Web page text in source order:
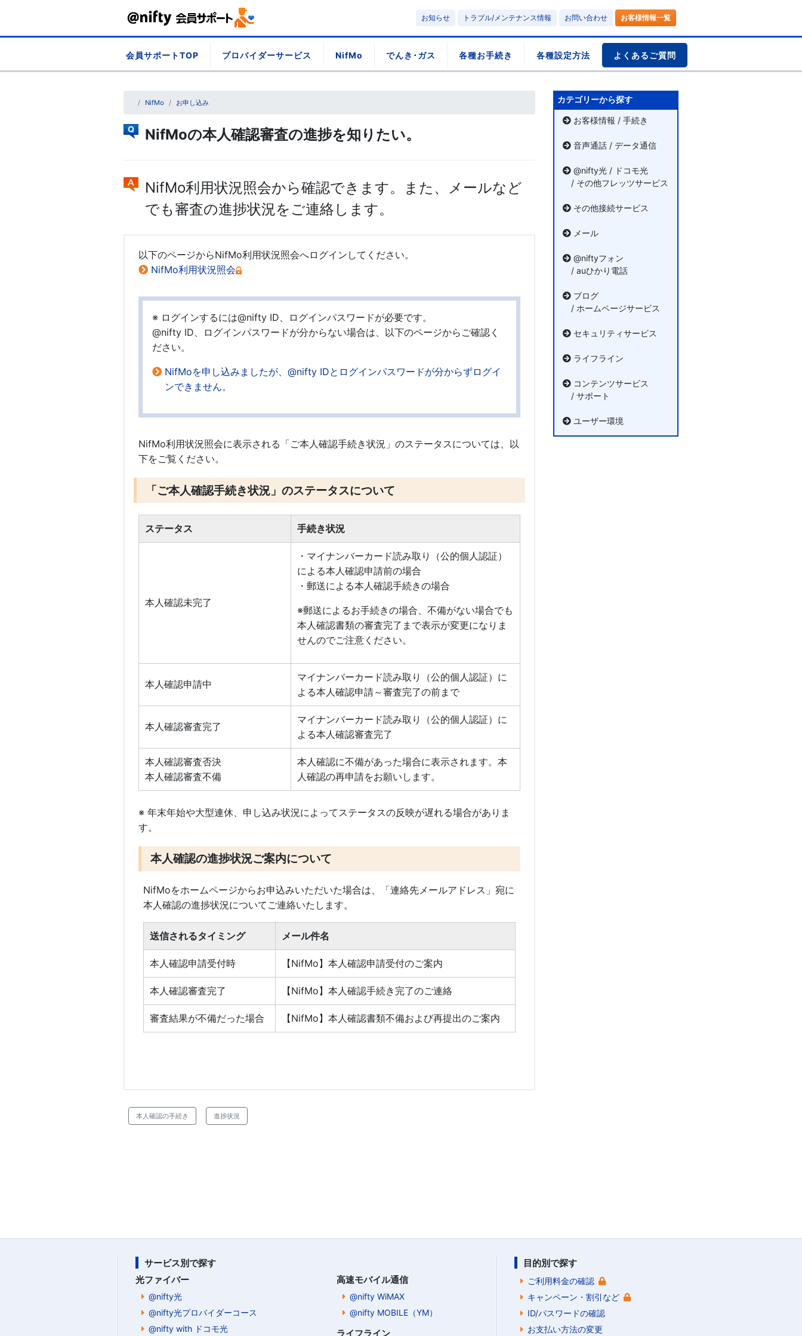
content
お知らせ トラブル/メンテナンス情報 お問い合わせ お客様情報一覧
会員サポートTOP プロバイダーサービス NifMo でんき･ガス 各種お手続き 各種設定方法 よくあるご質問
NifMo お申し込み
NifMoの本人確認審査の進捗を知りたい。
NifMo利用状況照会から確認できます。また、メールなど
でも審査の進捗状況をご連絡します。
以下のページからNifMo利用状況照会へログインしてください。
NifMo利用状況照会
※ ログインするには@nifty ID、ログインパスワードが必要です。
@nifty ID、ログインパスワードが分からない場合は、以下のページからご確認く
ださい。
NifMoを申し込みましたが、@nifty IDとログインパスワードが分からずログイ
ンできません。
NifMo利用状況照会に表示される「ご本人確認手続き状況」のステータスについては、以
下をご覧ください。
「ご本人確認手続き状況」のステータスについて
ステータス 手続き状況
本人確認未完了
・マイナンバーカード読み取り（公的個人認証）
による本人確認申請前の場合
・郵送による本人確認手続きの場合
※郵送によるお手続きの場合、不備がない場合でも
本人確認書類の審査完了まで表示が変更になりま
せんのでご注意ください。
本人確認申請中
マイナンバーカード読み取り（公的個人認証）に
よる本人確認申請～審査完了の前まで
本人確認審査完了
マイナンバーカード読み取り（公的個人認証）に
よる本人確認審査完了
本人確認審査否決
本人確認審査不備
本人確認に不備があった場合に表示されます。本
人確認の再申請をお願いします。
※ 年末年始や大型連休、申し込み状況によってステータスの反映が遅れる場合がありま
す。
本人確認の進捗状況ご案内について
NifMoをホームページからお申込みいただいた場合は、「連絡先メールアドレス」宛に
本人確認の進捗状況についてご連絡いたします。
送信されるタイミング メール件名
本人確認申請受付時 【NifMo】本人確認申請受付のご案内
本人確認審査完了 【NifMo】本人確認手続き完了のご連絡
審査結果が不備だった場合 【NifMo】本人確認書類不備および再提出のご案内
本人確認の手続き 進捗状況
カテゴリーから探す
お客様情報 / 手続き
音声通話 / データ通信
@nifty光 / ドコモ光
/ その他フレッツサービス
その他接続サービス
メール
@niftyフォン
/ auひかり電話
ブログ
/ ホームページサービス
セキュリティサービス
ライフライン
コンテンツサービス
/ サポート
ユーザー環境
サービス別で探す
光ファイバー
@nifty光
@nifty光プロバイダーコース
@nifty with ドコモ光
高速モバイル通信
@nifty WiMAX
@nifty MOBILE（YM）
ライフライン
目的別で探す
ご利用料金の確認
キャンペーン・割引など
ID/パスワードの確認
お支払い方法の変更